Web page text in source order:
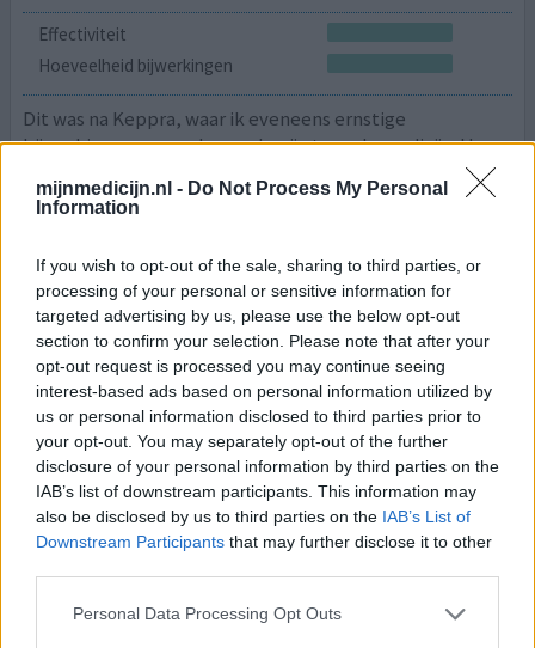
mijnmedicijn.nl - Do Not Process My Personal
Information
If you wish to opt-out of the sale, sharing to third parties, or
processing of your personal or sensitive information for
targeted advertising by us, please use the below opt-out
section to confirm your selection. Please note that after your
opt-out request is processed you may continue seeing
interest-based ads based on personal information utilized by
us or personal information disclosed to third parties prior to
your opt-out. You may separately opt-out of the further
disclosure of your personal information by third parties on the
IAB’s list of downstream participants. This information may
also be disclosed by us to third parties on the IAB’s List of
Downstream Participants that may further disclose it to other
Personal Data Processing Opt Outs
Effectiviteit
Hoeveelheid bijwerkingen
Dit was na Keppra, waar ik eveneens ernstige
bijwerkingen van ondervond, mijn tweede medicijn. Hoge
dosis van 1000 mg per dag, anders werkte het niet. Kreeg
echter last van toxiteitsverschijnselen in de lever.
0 reacties
Tegretol
11-09-2018 | Vrouw | 75
carbamazepine (20mg/ml)
Aangezichtspijn
Effectiviteit
Hoeveelheid bijwerkingen
geef mening 0 reacties